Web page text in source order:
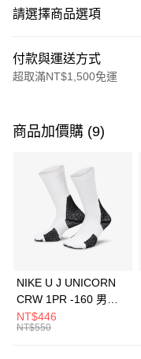
請選擇商品選項
付款與運送方式
超取滿NT$1,500免運
信用卡一次付款
3 期 0 利率 每期
合作金庫商業銀行
華南商業銀行
上海商業儲蓄銀行
元大商業銀行
Apple Pay
全盈+PAY
AFTEE先享後付
商品加價購 (9)
NIKE U J UNICORN
CRW 1PR -160 男女
中統襪 FZ3393100
NT$446
NT$550